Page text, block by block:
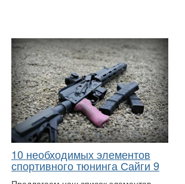
10 необходимых элементов
спортивного тюнинга Сайги 9